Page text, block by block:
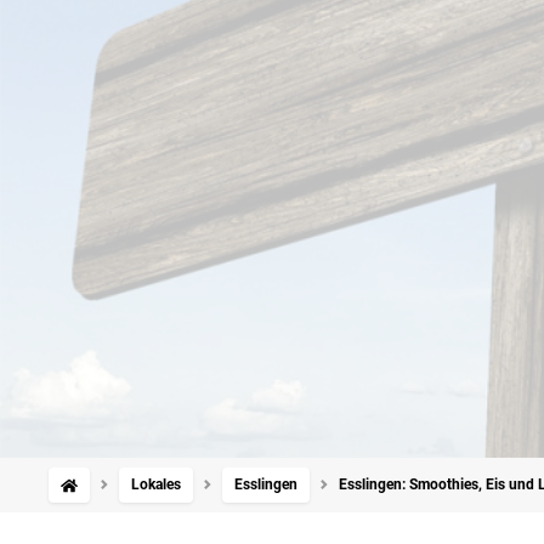
Lokales Esslingen Esslingen: Smoothies, Eis und